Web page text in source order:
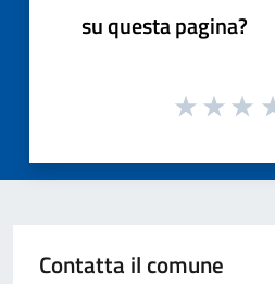
su questa pagina?
Contatta il comune